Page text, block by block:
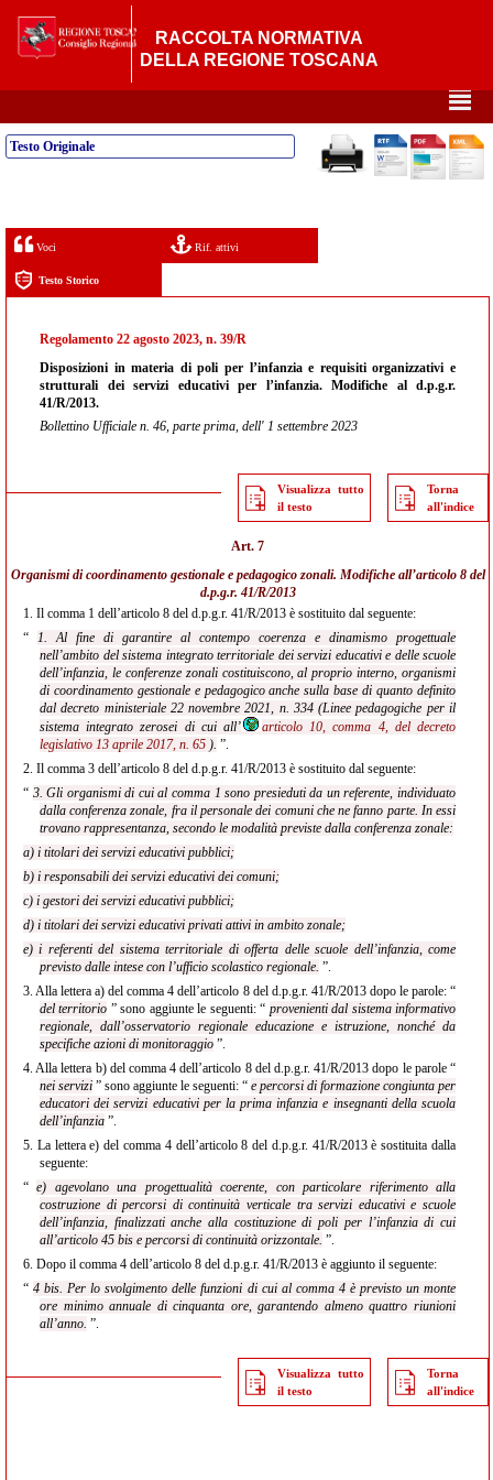
RACCOLTA NORMATIVA
DELLA REGIONE TOSCANA
²
Testo Originale
Voci Rif. attivi
Testo Storico
Regolamento 22 agosto 2023, n. 39/R
Disposizioni in materia di poli per l’infanzia e requisiti organizzativi e
strutturali dei servizi educativi per l’infanzia. Modifiche al d.p.g.r.
41/R/2013.
Bollettino Ufficiale n. 46, parte prima, dell' 1 settembre 2023
Visualizza tutto
il testo
Torna
all'indice
Art. 7
Organismi di coordinamento gestionale e pedagogico zonali. Modifiche all’articolo 8 del
d.p.g.r. 41/R/2013
1. Il comma 1 dell’articolo 8 del d.p.g.r. 41/R/2013 è sostituito dal seguente:
“ 1. Al fine di garantire al contempo coerenza e dinamismo progettuale
nell’ambito del sistema integrato territoriale dei servizi educativi e delle scuole
dell’infanzia, le conferenze zonali costituiscono, al proprio interno, organismi
di coordinamento gestionale e pedagogico anche sulla base di quanto definito
dal decreto ministeriale 22 novembre 2021, n. 334 (Linee pedagogiche per il
sistema integrato zerosei di cui all’
articolo 10, comma 4, del decreto
legislativo 13 aprile 2017, n. 65 ). ”.
2. Il comma 3 dell’articolo 8 del d.p.g.r. 41/R/2013 è sostituito dal seguente:
“ 3. Gli organismi di cui al comma 1 sono presieduti da un referente, individuato
dalla conferenza zonale, fra il personale dei comuni che ne fanno parte. In essi
trovano rappresentanza, secondo le modalità previste dalla conferenza zonale:
a) i titolari dei servizi educativi pubblici;
b) i responsabili dei servizi educativi dei comuni;
c) i gestori dei servizi educativi pubblici;
d) i titolari dei servizi educativi privati attivi in ambito zonale;
e) i referenti del sistema territoriale di offerta delle scuole dell’infanzia, come
previsto dalle intese con l’ufficio scolastico regionale. ”.
3. Alla lettera a) del comma 4 dell’articolo 8 del d.p.g.r. 41/R/2013 dopo le parole: “
del territorio ” sono aggiunte le seguenti: “ provenienti dal sistema informativo
regionale, dall’osservatorio regionale educazione e istruzione, nonché da
specifiche azioni di monitoraggio ”.
4. Alla lettera b) del comma 4 dell’articolo 8 del d.p.g.r. 41/R/2013 dopo le parole “
nei servizi ” sono aggiunte le seguenti: “ e percorsi di formazione congiunta per
educatori dei servizi educativi per la prima infanzia e insegnanti della scuola
dell’infanzia ”.
5. La lettera e) del comma 4 dell’articolo 8 del d.p.g.r. 41/R/2013 è sostituita dalla
seguente:
“e) agevolano una progettualità coerente, con particolare riferimento alla
costruzione di percorsi di continuità verticale tra servizi educativi e scuole
dell’infanzia, finalizzati anche alla costituzione di poli per l’infanzia di cui
all’articolo 45 bis e percorsi di continuità orizzontale. ”.
6. Dopo il comma 4 dell’articolo 8 del d.p.g.r. 41/R/2013 è aggiunto il seguente:
“4 bis. Per lo svolgimento delle funzioni di cui al comma 4 è previsto un monte
ore minimo annuale di cinquanta ore, garantendo almeno quattro riunioni
all’anno. ”.
Visualizza tutto
il testo
Torna
all'indice